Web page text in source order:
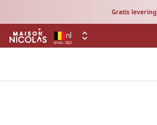
Gratis levering
sinds 1822
nl